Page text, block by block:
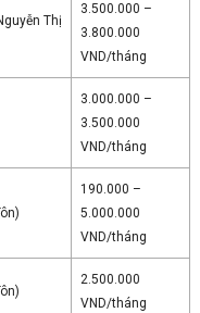
Thị
3.500.000 –
3.800.000
VND/tháng
3.000.000 –
3.500.000
VND/tháng
190.000 –
5.000.000
VND/tháng
2.500.000
VND/tháng